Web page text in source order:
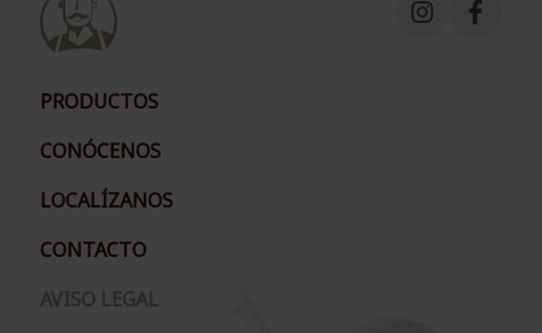
PRODUCTOS
CONÓCENOS
LOCALÍZANOS
CONTACTO
AVISO LEGAL